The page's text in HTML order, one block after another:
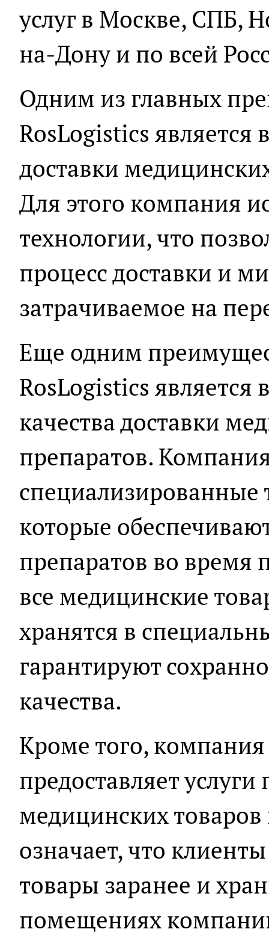
услуг в Москве, СПБ,
на-Дону и по всей
Одним из главных
RosLogistics
доставки
Для этого компания
технологии, что
процесс доставки и
затрачиваемое на
Еще одним
RosLogistics является
качества доставки
препаратов.
специализированные
которые
препаратов во время
все медицинские
хранятся в
гарантируют
качества.
Кроме того,
предоставляет
медицинских
означает, что
товары заранее и
помещениях